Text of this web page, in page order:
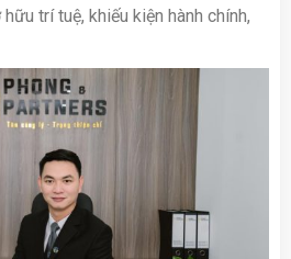
trí tuệ, khiếu kiện hành chính,